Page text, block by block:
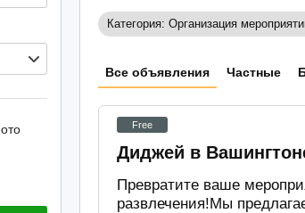
Категория: Организация
Все объявления Частные
Free
Диджей в
Превратите ваше
развлечения!Мы